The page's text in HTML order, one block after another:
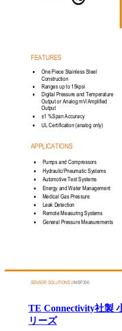
TE Connectivity社製
リーズ